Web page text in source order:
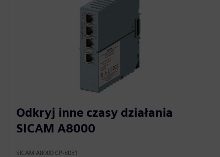
Odkryj inne czasy działania
SICAM A8000
SICAM A8000 CP-8031